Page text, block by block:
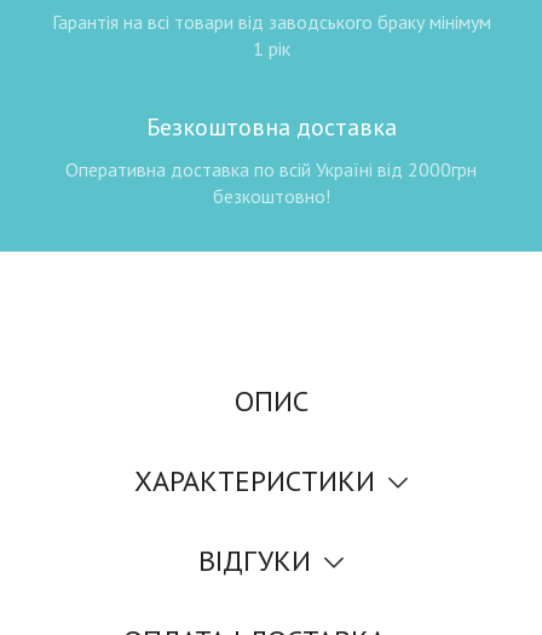
Гарантія на всі товари від заводського браку мінімум
1 рік
Безкоштовна доставка
Оперативна доставка по всій Україні від 2000грн
безкоштовно!
ОПИС
ХАРАКТЕРИСТИКИ
ВІДГУКИ